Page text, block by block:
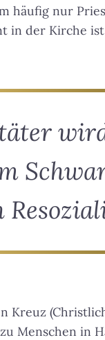
häufig nur
in der Kirche
Kreuz
Menschen in